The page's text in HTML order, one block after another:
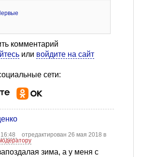
комментарий
или войдите на сайт
сети:
отредактирован 26 мая 2018 в
зима, а у меня с